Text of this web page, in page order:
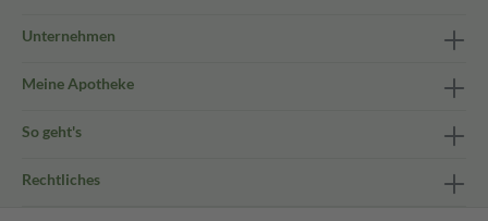
Unternehmen
Meine Apotheke
So geht's
Rechtliches